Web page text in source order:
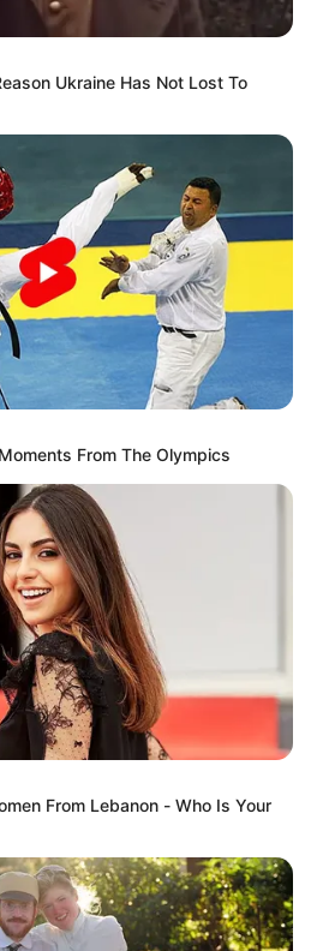
Florez
AL CANAL DE WHATSAPP
municipio de Maicao, por el
de 16 años de edad, quien
una bala perdida, en medio de
exactamente en un
el joven había llegado a
testigos la balacera que se
de la vivienda del menor,fue
Ukraine Has Not Lost To
From The Olympics
From Lebanon - Who Is Your